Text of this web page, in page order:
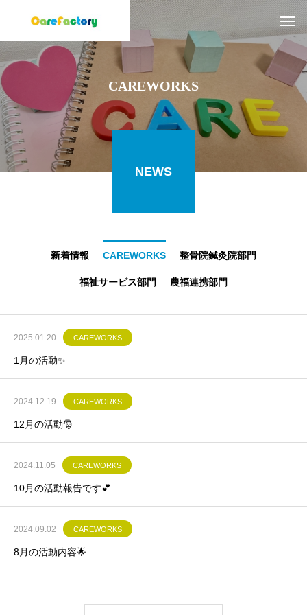
CAREWORKS
NEWS
新着情報 CAREWORKS 整骨院鍼灸院部門
福祉サービス部門 農福連携部門
2025.01.20 CAREWORKS
1月の活動✨
2024.12.19 CAREWORKS
12月の活動🎅
2024.11.05 CAREWORKS
10月の活動報告です💕
2024.09.02 CAREWORKS
8月の活動内容🌟